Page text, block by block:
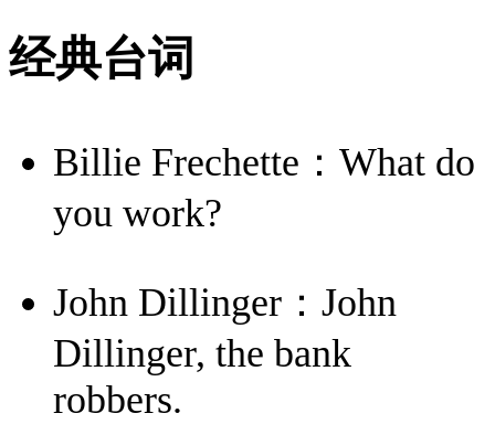
经典台词
Billie Frechette：What do
you work?
John Dillinger：John
Dillinger, the bank
robbers.